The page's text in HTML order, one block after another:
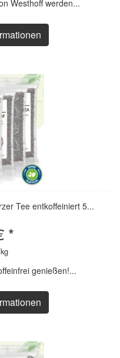
Westhoff werden...
Tee entkoffeiniert 5...
*
genießen!...